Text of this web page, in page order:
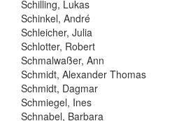
Schilling, Lukas
Schinkel, André
Schleicher, Julia
Schlotter, Robert
Schmalwaßer, Ann
Schmidt, Alexander Thomas
Schmidt, Dagmar
Schmiegel, Ines
Schnabel, Barbara